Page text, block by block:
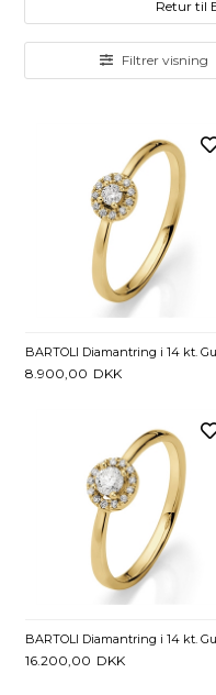
Filtrer visning
Retur til
8.900,00 DKK
16.200,00 DKK